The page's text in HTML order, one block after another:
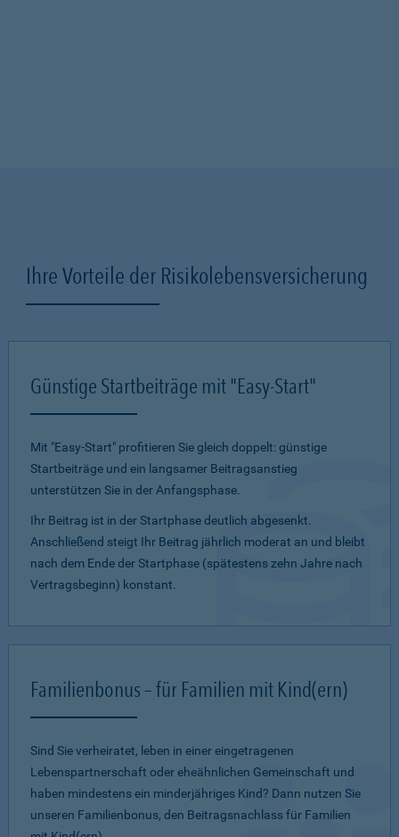
Ihre Vorteile der Risikolebensversicherung
Günstige Startbeiträge mit "Easy-Start"
Mit "Easy-Start" profitieren Sie gleich doppelt: günstige
Startbeiträge und ein lang­samer Beitragsanstieg
unterstützen Sie in der Anfangsphase.
Ihr Beitrag ist in der Startphase deutlich abgesenkt.
Anschließend steigt Ihr Beitrag jährlich moderat an und bleibt
nach dem Ende der Startphase (spätestens zehn Jahre nach
Vertragsbeginn) konstant.
Familienbonus – für Familien mit Kind(ern)
Sind Sie verheiratet, leben in einer eingetragenen
Lebenspartnerschaft oder eheähnlichen Gemeinschaft und
haben mindestens ein minderjähriges Kind? Dann nutzen Sie
unseren Familienbonus, den Beitragsnachlass für Familien